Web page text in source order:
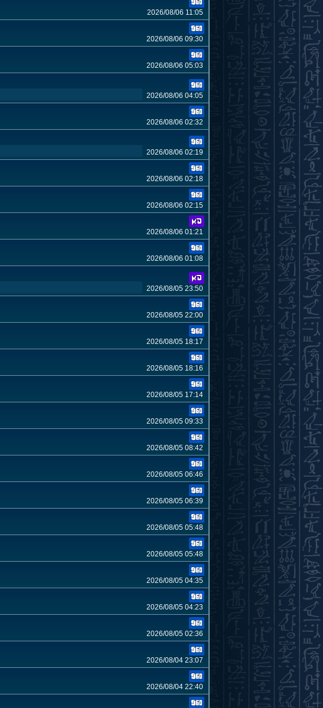
2026/08/06 11:05
2026/08/06 09:30
2026/08/06 05:03
2026/08/06 04:05
2026/08/06 02:32
2026/08/06 02:19
2026/08/06 02:18
2026/08/06 02:15
2026/08/06 01:21
2026/08/06 01:08
2026/08/05 23:50
2026/08/05 22:00
2026/08/05 18:17
2026/08/05 18:16
2026/08/05 17:14
2026/08/05 09:33
2026/08/05 08:42
2026/08/05 06:46
2026/08/05 06:39
2026/08/05 05:48
2026/08/05 05:48
2026/08/05 04:35
2026/08/05 04:23
2026/08/05 02:36
2026/08/04 23:07
2026/08/04 22:40